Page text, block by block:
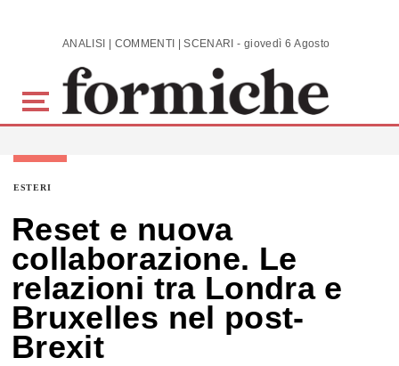
Skip to main content ANALISI | COMMENTI | SCENARI - giovedì 6 Agosto 2026
ESTERI
Reset e nuova
collaborazione. Le
relazioni tra Londra e
Bruxelles nel post-
Brexit